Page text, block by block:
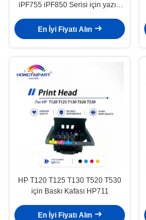
iPF755 iPF850 Serisi için yazıcı
En İyi Fiyatı Alın
HP T120 T125 T130 T520 T530
için Baskı Kafası HP711
En İyi Fiyatı Alın